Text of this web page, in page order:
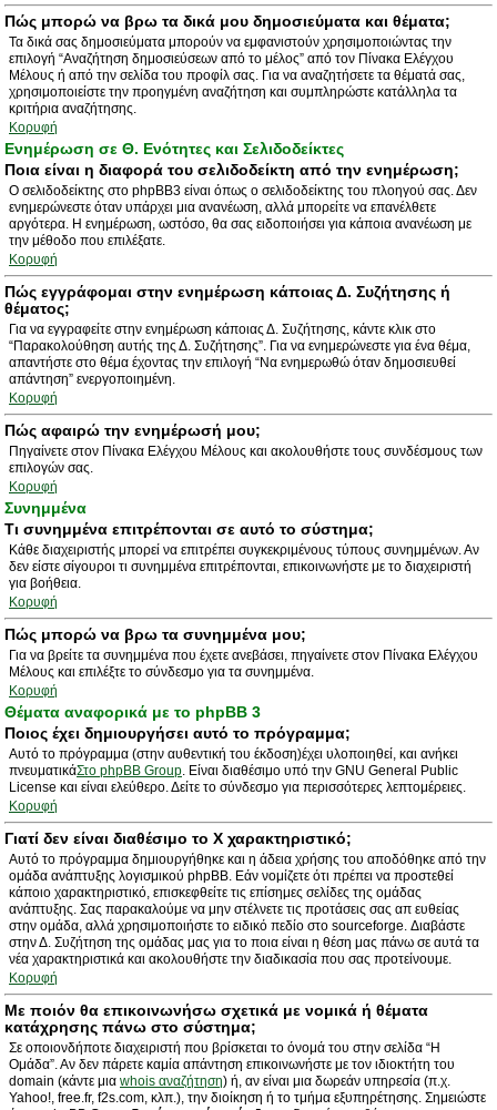
Πώς μπορώ να βρω τα δικά μου δημοσιεύματα και θέματα;
Τα δικά σας δημοσιεύματα μπορούν να εμφανιστούν χρησιμοποιώντας την
επιλογή “Αναζήτηση δημοσιεύσεων από το μέλος” από τον Πίνακα Ελέγχου
Μέλους ή από την σελίδα του προφίλ σας. Για να αναζητήσετε τα θέματά σας,
χρησιμοποιείστε την προηγμένη αναζήτηση και συμπληρώστε κατάλληλα τα
κριτήρια αναζήτησης.
Κορυφή
Ενημέρωση σε Θ. Ενότητες και Σελιδοδείκτες
Ποια είναι η διαφορά του σελιδοδείκτη από την ενημέρωση;
Ο σελιδοδείκτης στο phpBB3 είναι όπως ο σελιδοδείκτης του πλοηγού σας. Δεν
ενημερώνεστε όταν υπάρχει μια ανανέωση, αλλά μπορείτε να επανέλθετε
αργότερα. Η ενημέρωση, ωστόσο, θα σας ειδοποιήσει για κάποια ανανέωση με
την μέθοδο που επιλέξατε.
Κορυφή
Πώς εγγράφομαι στην ενημέρωση κάποιας Δ. Συζήτησης ή
θέματος;
Για να εγγραφείτε στην ενημέρωση κάποιας Δ. Συζήτησης, κάντε κλικ στο
“Παρακολούθηση αυτής της Δ. Συζήτησης”. Για να ενημερώνεστε για ένα θέμα,
απαντήστε στο θέμα έχοντας την επιλογή “Να ενημερωθώ όταν δημοσιευθεί
απάντηση” ενεργοποιημένη.
Κορυφή
Πώς αφαιρώ την ενημέρωσή μου;
Πηγαίνετε στον Πίνακα Ελέγχου Μέλους και ακολουθήστε τους συνδέσμους των
επιλογών σας.
Κορυφή
Συνημμένα
Τι συνημμένα επιτρέπονται σε αυτό το σύστημα;
Κάθε διαχειριστής μπορεί να επιτρέπει συγκεκριμένους τύπους συνημμένων. Αν
δεν είστε σίγουροι τι συνημμένα επιτρέπονται, επικοινωνήστε με το διαχειριστή
για βοήθεια.
Κορυφή
Πώς μπορώ να βρω τα συνημμένα μου;
Για να βρείτε τα συνημμένα που έχετε ανεβάσει, πηγαίνετε στον Πίνακα Ελέγχου
Μέλους και επιλέξτε το σύνδεσμο για τα συνημμένα.
Κορυφή
Θέματα αναφορικά με το phpBB 3
Ποιος έχει δημιουργήσει αυτό το πρόγραμμα;
Αυτό το πρόγραμμα (στην αυθεντική του έκδοση)έχει υλοποιηθεί, και ανήκει
πνευματικάΣτο phpBB Group. Είναι διαθέσιμο υπό την GNU General Public
License και είναι ελεύθερο. Δείτε το σύνδεσμο για περισσότερες λεπτομέρειες.
Κορυφή
Γιατί δεν είναι διαθέσιμο το Χ χαρακτηριστικό;
Αυτό το πρόγραμμα δημιουργήθηκε και η άδεια χρήσης του αποδόθηκε από την
ομάδα ανάπτυξης λογισμικού phpBB. Εάν νομίζετε ότι πρέπει να προστεθεί
κάποιο χαρακτηριστικό, επισκεφθείτε τις επίσημες σελίδες της ομάδας
ανάπτυξης. Σας παρακαλούμε να μην στέλνετε τις προτάσεις σας απ ευθείας
στην ομάδα, αλλά χρησιμοποιήστε το ειδικό πεδίο στο sourceforge. Διαβάστε
στην Δ. Συζήτηση της ομάδας μας για το ποια είναι η θέση μας πάνω σε αυτά τα
νέα χαρακτηριστικά και ακολουθήστε την διαδικασία που σας προτείνουμε.
Κορυφή
Με ποιόν θα επικοινωνήσω σχετικά με νομικά ή θέματα
κατάχρησης πάνω στο σύστημα;
Σε οποιονδήποτε διαχειριστή που βρίσκεται το όνομά του στην σελίδα “Η
Ομάδα”. Αν δεν πάρετε καμία απάντηση επικοινωνήστε με τον ιδιοκτήτη του
domain (κάντε μια whois αναζήτηση) ή, αν είναι μια δωρεάν υπηρεσία (π.χ.
Yahoo!, free.fr, f2s.com, κλπ.), την διοίκηση ή το τμήμα εξυπηρέτησης. Σημειώστε